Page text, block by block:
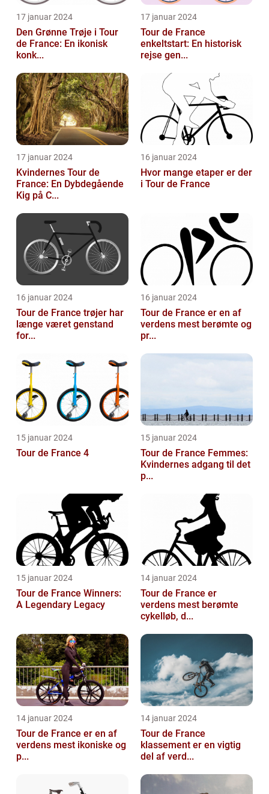
17 januar 2024
Den Grønne Trøje i Tour
de France: En ikonisk
konk...
17 januar 2024
Tour de France
enkeltstart: En historisk
rejse gen...
17 januar 2024
Kvindernes Tour de
France: En Dybdegående
Kig på C...
16 januar 2024
Hvor mange etaper er der
i Tour de France
16 januar 2024
Tour de France trøjer har
længe været genstand
for...
16 januar 2024
Tour de France er en af
verdens mest berømte og
pr...
15 januar 2024
Tour de France 4
15 januar 2024
Tour de France Femmes:
Kvindernes adgang til det
p...
15 januar 2024
Tour de France Winners:
A Legendary Legacy
14 januar 2024
Tour de France er
verdens mest berømte
cykelløb, d...
14 januar 2024
Tour de France er en af
verdens mest ikoniske og
p...
14 januar 2024
Tour de France
klassement er en vigtig
del af verd...